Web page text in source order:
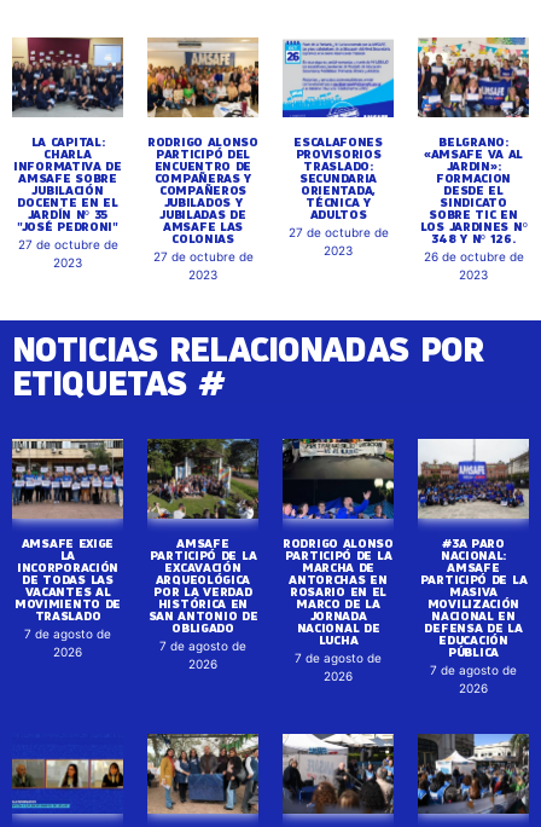
LA CAPITAL:
CHARLA
INFORMATIVA DE
AMSAFE SOBRE
JUBILACIÓN
DOCENTE EN EL
JARDÍN Nº 35
"JOSÉ PEDRONI"
27 de octubre de
2023
RODRIGO ALONSO
PARTICIPÓ DEL
ENCUENTRO DE
COMPAÑERAS Y
COMPAÑEROS
JUBILADOS Y
JUBILADAS DE
AMSAFE LAS
COLONIAS
27 de octubre de
2023
ESCALAFONES
PROVISORIOS
TRASLADO:
SECUNDARIA
ORIENTADA,
TÉCNICA Y
ADULTOS
27 de octubre de
2023
BELGRANO:
«AMSAFE VA AL
JARDIN»:
FORMACION
DESDE EL
SINDICATO
SOBRE TIC EN
LOS JARDINES Nº
348 Y Nº 126.
26 de octubre de
2023
NOTICIAS RELACIONADAS POR
ETIQUETAS #
AMSAFE EXIGE
LA
INCORPORACIÓN
DE TODAS LAS
VACANTES AL
MOVIMIENTO DE
TRASLADO
7 de agosto de
2026
AMSAFE
PARTICIPÓ DE LA
EXCAVACIÓN
ARQUEOLÓGICA
POR LA VERDAD
HISTÓRICA EN
SAN ANTONIO DE
OBLIGADO
7 de agosto de
2026
RODRIGO ALONSO
PARTICIPÓ DE LA
MARCHA DE
ANTORCHAS EN
ROSARIO EN EL
MARCO DE LA
JORNADA
NACIONAL DE
LUCHA
7 de agosto de
2026
#3A PARO
NACIONAL:
AMSAFE
PARTICIPÓ DE LA
MASIVA
MOVILIZACIÓN
NACIONAL EN
DEFENSA DE LA
EDUCACIÓN
PÚBLICA
7 de agosto de
2026